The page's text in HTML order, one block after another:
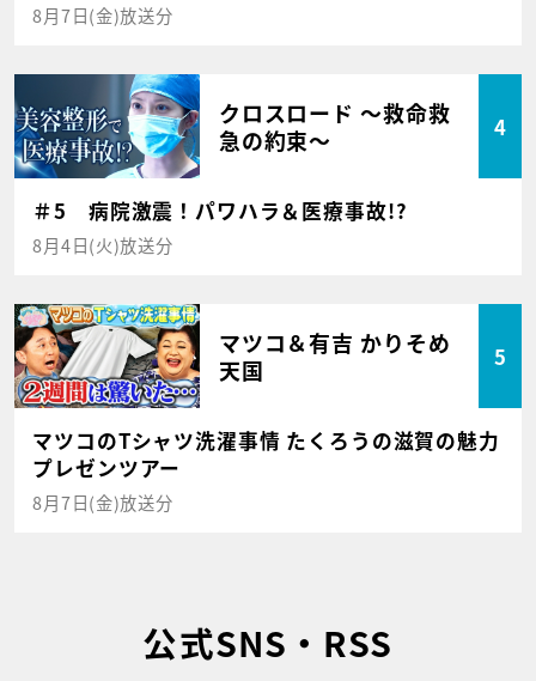
8月7日(金)放送分
クロスロード ～救命救
急の約束～
4
＃5 病院激震！パワハラ＆医療事故!?
8月4日(火)放送分
マツコ＆有吉 かりそめ
天国
5
マツコのTシャツ洗濯事情 たくろうの滋賀の魅力
プレゼンツアー
8月7日(金)放送分
公式SNS・RSS